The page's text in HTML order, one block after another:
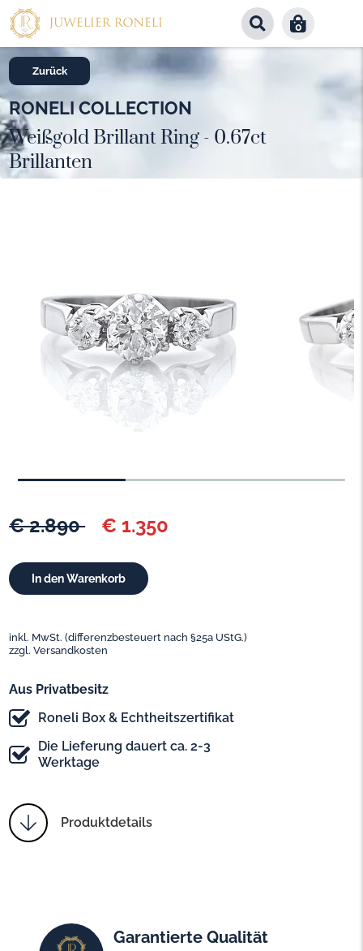
0
Zurück
€ 2.890 € 1.350
inkl. MwSt. (differenzbesteuert nach §25a UStG.)
zzgl. Versandkosten
Aus Privatbesitz
Roneli Box & Echtheitszertifikat
Die Lieferung dauert ca. 2-3
Werktage
Produktdetails
RONELI COLLECTION
Weißgold Brillant Ring - 0.67ct
Brillanten
Garantierte Qualität